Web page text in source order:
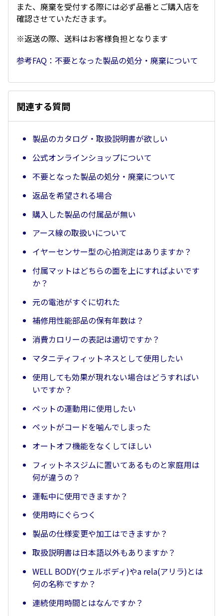
また、廃棄を受付する際には必ず品番とご購入店を
確認させていただきます。
※返送の際、送料はお客様負担となります
参考FAQ：不要となった製品の処分・廃棄について
関連する質問
製品のカタログ・取扱説明書が欲しい
公式オンラインショップについて
不要となった製品の処分・廃棄について
返品を希望される場合
購入した製品の付属品が無い
アース線の取扱いについて
イヤーセンサー型の心拍測定はありますか？
付属マットはどちらの面を上にすればよいです
か？
元の電池がすぐに切れた
補修用性能部品の保有年数は？
消費カロリーの表記は適切ですか？
マタニティフィットネスとして使用したい
使用しても効果が現れない場合はどうすればい
いですか？
ペットの運動用に使用したい
ペットがコードを噛んでしまった
オートオフ機能をなくしてほしい
フィットネスジムに置いてあるものと家庭用は
何が違うの？
運転中に使用できますか？
使用時にぐらつく
製品の仕様変更や加工はできますか？
取扱説明書は日本語以外もありますか？
WELL BODY(ウェルボディ)やa rela(アリラ)とは
何の名称ですか？
連続使用時間とはなんですか？